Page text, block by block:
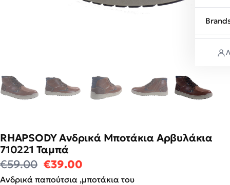
RHAPSODY Ανδρικά Μποτάκια Αρβυλάκια
710221 Ταμπά
€59.00 Original price was: €59.00.
€39.00
Ανδρικά παπούτσια ,μποτάκια του